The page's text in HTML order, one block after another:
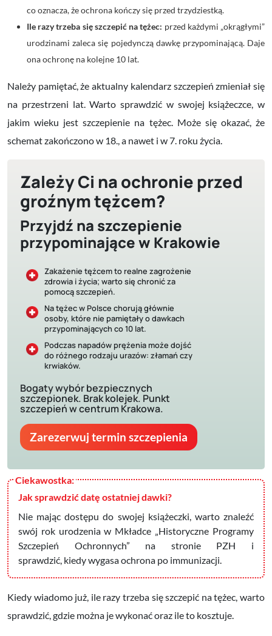
co oznacza, że ochrona kończy się przed trzydziestką.
Ile razy trzeba się szczepić na tężec: przed każdymi „okrągłymi”
urodzinami zaleca się pojedynczą dawkę przypominającą. Daje
ona ochronę na kolejne 10 lat.
Należy pamiętać, że aktualny kalendarz szczepień zmieniał się
na przestrzeni lat. Warto sprawdzić w swojej książeczce, w
jakim wieku jest szczepienie na tężec. Może się okazać, że
schemat zakończono w 18., a nawet i w 7. roku życia.
Zależy Ci na ochronie przed
groźnym tężcem?
Przyjdź na szczepienie
przypominające w Krakowie
Zakażenie tężcem to realne zagrożenie
zdrowia i życia; warto się chronić za
pomocą szczepień.
Na tężec w Polsce chorują głównie
osoby, które nie pamiętały o dawkach
przypominających co 10 lat.
Podczas napadów prężenia może dojść
do różnego rodzaju urazów: złamań czy
krwiaków.
Bogaty wybór bezpiecznych
szczepionek. Brak kolejek. Punkt
szczepień w centrum Krakowa.
Zarezerwuj termin szczepienia
Jak sprawdzić datę ostatniej dawki?
Nie mając dostępu do swojej książeczki, warto znaleźć
swój rok urodzenia w Mkładce „Historyczne Programy
Szczepień Ochronnych” na stronie PZH i
sprawdzić, kiedy wygasa ochrona po immunizacji.
Kiedy wiadomo już, ile razy trzeba się szczepić na tężec, warto
sprawdzić, gdzie można je wykonać oraz ile to kosztuje.